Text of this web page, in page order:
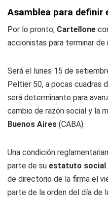
Asamblea para definir
Por lo pronto, Cartellone
accionistas para terminar de
Será el lunes 15 de
Peltier 50, a pocas cuadras
será determinante para
cambio de razón social y la
Buenos Aires (CABA).
Una condición
parte de su estatuto social
de directorio de la firma el
parte de la orden del día de